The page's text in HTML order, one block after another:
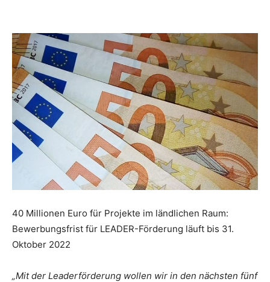
40 Millionen Euro für Projekte im ländlichen Raum:
Bewerbungsfrist für LEADER-Förderung läuft bis 31.
Oktober 2022
„Mit der Leaderförderung wollen wir in den nächsten fünf